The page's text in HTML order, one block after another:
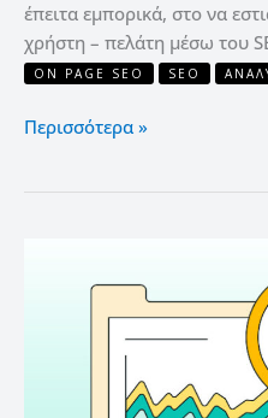
έπειτα εμπορικά, στο να
χρήστη – πελάτη μέσω του
ON PAGE SEO SEO
Περισσότερα »
Εργαλεία
Ανταγωνισμού